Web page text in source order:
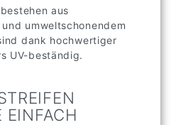
aus
umweltschonendem
dank hochwertiger
UV-beständig.